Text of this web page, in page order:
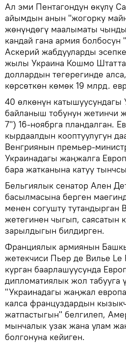
Ал эми Пентагондун өкүлү
айымдын анын "жогорку
жөнүндөгү маалыматы
кандай гана армия болбосун
Аскерий жабдууларды
жылы Украина Кошмо
доллардын тегерегинде
көрсөткөн көмөк 19 млрд.
40 өлкөнүн катышуусундагы
байланыш тобунун
7") 16-ноябрга пландалган.
кырдаалдын кооптуулугун
Венгриянын премьер-
Украинадагы жаңжалга
бара жатканына катуу
Бельгиялык сенатор Ален
басылмасына берген
менен согушту тутандырган
жетегинен чыгып, саясатын
зарылдыгын билдирген.
Франциялык армиянын
жетекчиси Пьер де Вилье
курган баарлашуусунда
дипломатиялык жол табууга
"Украинадагы жаңжал
калса француздардын
жатпастыгын" белгилеп,
мынчалык узак жана улам
болгонуна кейиген.